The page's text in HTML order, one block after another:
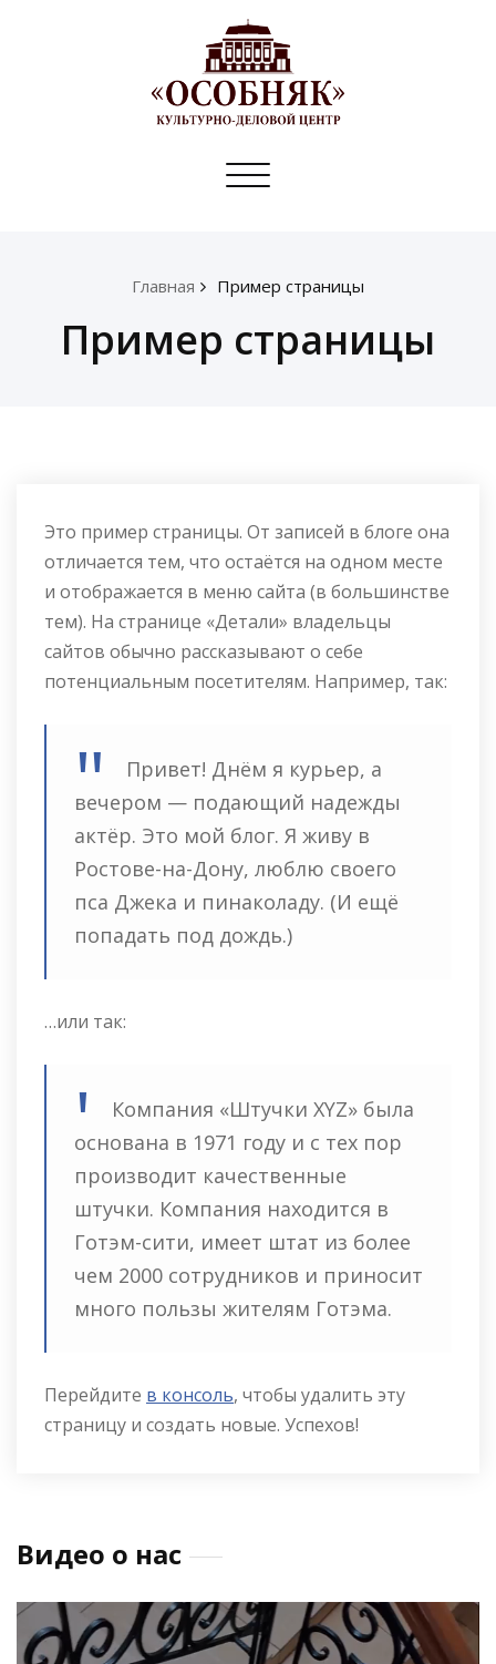
Toggle
Главная Пример страницы
Пример страницы
Это пример страницы. От записей в блоге она
отличается тем, что остаётся на одном месте
и отображается в меню сайта (в большинстве
тем). На странице «Детали» владельцы
сайтов обычно рассказывают о себе
потенциальным посетителям. Например, так:
Привет! Днём я курьер, а
вечером — подающий надежды
актёр. Это мой блог. Я живу в
Ростове-на-Дону, люблю своего
пса Джека и пинаколаду. (И ещё
попадать под дождь.)
…или так:
Компания «Штучки XYZ» была
основана в 1971 году и с тех пор
производит качественные
штучки. Компания находится в
Готэм-сити, имеет штат из более
чем 2000 сотрудников и приносит
много пользы жителям Готэма.
Перейдите в консоль, чтобы удалить эту
страницу и создать новые. Успехов!
Видео о нас
Видеоплеер